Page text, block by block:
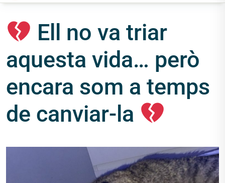
Ell no va triar
aquesta vida… però
encara som a temps
de canviar-la